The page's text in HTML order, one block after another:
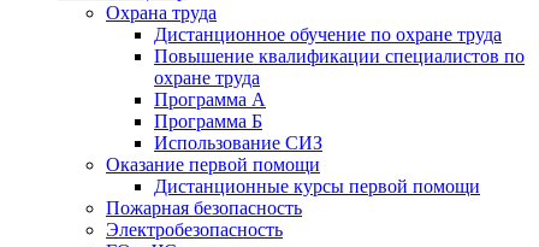
Охрана труда
Дистанционное обучение по охране труда
Повышение квалификации специалистов по
охране труда
Программа А
Программа Б
Использование СИЗ
Оказание первой помощи
Дистанционные курсы первой помощи
Пожарная безопасность
Электробезопасность